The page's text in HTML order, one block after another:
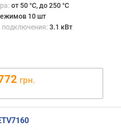
от 50 °C, до 250 °C
10 шт
3.1 кВт
грн.